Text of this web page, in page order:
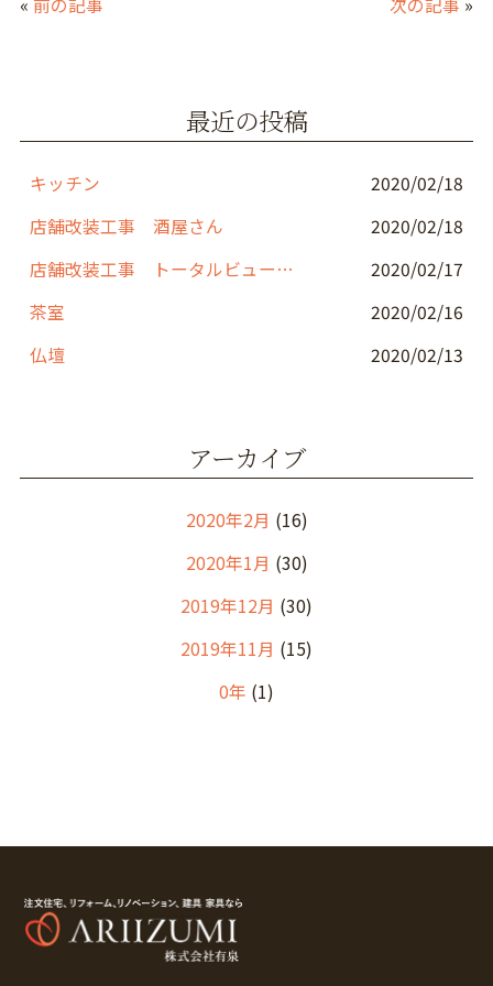
e
o
k
« 前の記事 次の記事 »
最近の投稿
キッチン
2020/02/18
店舗改装工事 酒屋さん
2020/02/18
店舗改装工事 トータルビューティーサロン
2020/02/17
茶室
2020/02/16
仏壇
2020/02/13
アーカイブ
2020年2月 (16)
2020年1月 (30)
2019年12月 (30)
2019年11月 (15)
0年 (1)